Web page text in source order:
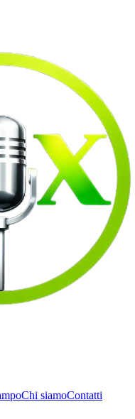
Chi siamoContatti